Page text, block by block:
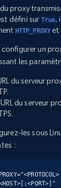
du proxy
défini sur True,
HTTP_PROXY et
un
les
du serveur
du serveur
les sous
: